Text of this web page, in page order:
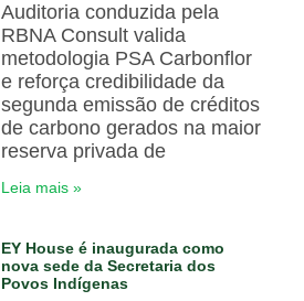
Auditoria conduzida pela
RBNA Consult valida
metodologia PSA Carbonflor
e reforça credibilidade da
segunda emissão de créditos
de carbono gerados na maior
reserva privada de
Leia mais »
EY House é inaugurada como
nova sede da Secretaria dos
Povos Indígenas